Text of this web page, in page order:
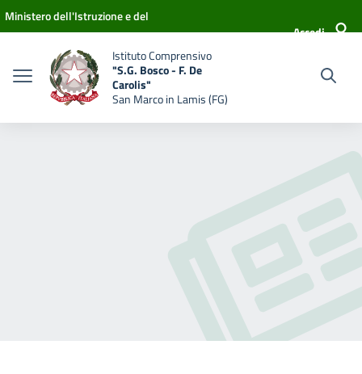
Vai ai contenuti
Vai al menu di navigazione
Vai al footer
Ministero dell'Istruzione e del
Accedi
Istituto Comprensivo
"S.G. Bosco - F. De
Carolis"
San Marco in Lamis (FG)